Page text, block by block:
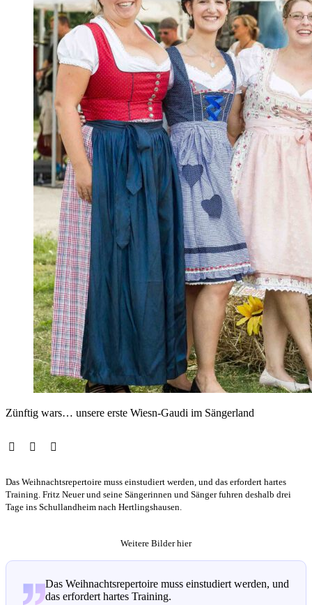
Zünftig wars… unsere erste Wiesn-Gaudi im Sängerland
Das Weihnachtsrepertoire muss einstudiert werden, und das erfordert hartes
Training. Fritz Neuer und seine Sängerinnen und Sänger fuhren deshalb drei
Tage ins Schullandheim nach Hertlingshausen.
Weitere Bilder hier
Das Weihnachtsrepertoire muss einstudiert werden, und
das erfordert hartes Training.